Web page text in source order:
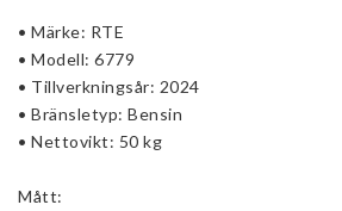
• Märke: RTE
• Modell: 6779
• Tillverkningsår: 2024
• Bränsletyp: Bensin
• Nettovikt: 50 kg
Mått: